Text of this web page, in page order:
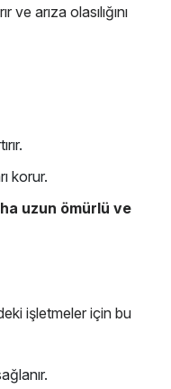
arıza olasılığını
korur.
uzun ömürlü ve
işletmeler için bu